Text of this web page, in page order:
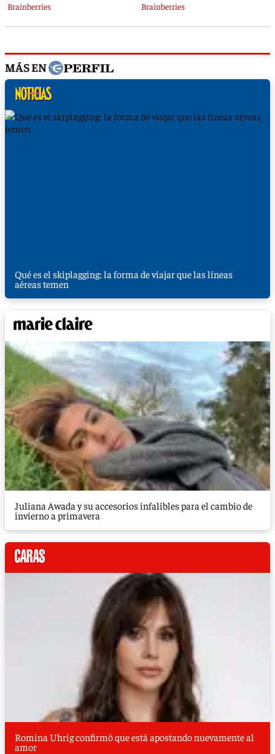
MÁS EN
Qué es el skiplagging: la forma de viajar que las líneas
aéreas temen
Juliana Awada y su accesorios infalibles para el cambio de
invierno a primavera
Romina Uhrig confirmó que está apostando nuevamente al
amor